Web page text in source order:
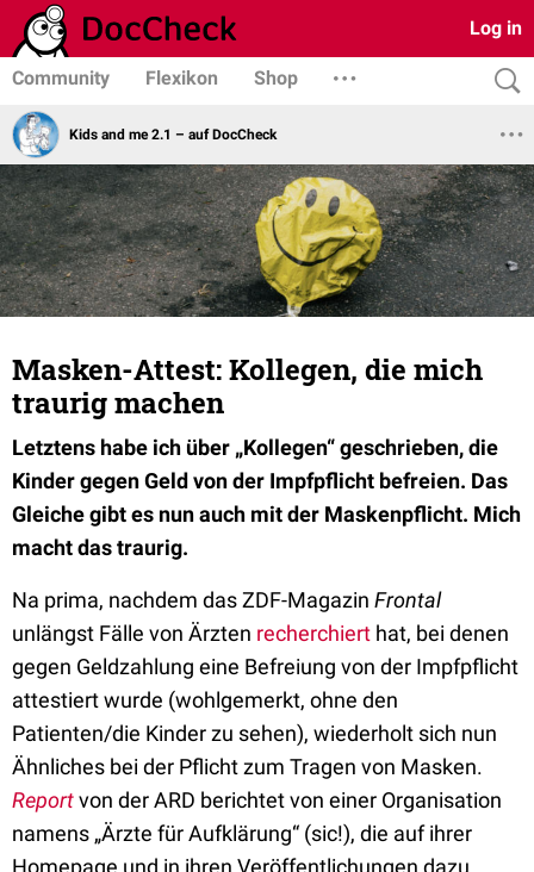
Log in
Community Flexikon Shop
Kids and me 2.1 – auf DocCheck
Masken-Attest: Kollegen, die mich
traurig machen
Letztens habe ich über „Kollegen“ geschrieben, die
Kinder gegen Geld von der Impfpflicht befreien. Das
Gleiche gibt es nun auch mit der Maskenpflicht. Mich
macht das traurig.
Na prima, nachdem das ZDF-Magazin Frontal
unlängst Fälle von Ärzten recherchiert hat, bei denen
gegen Geldzahlung eine Befreiung von der Impfpflicht
attestiert wurde (wohlgemerkt, ohne den
Patienten/die Kinder zu sehen), wiederholt sich nun
Ähnliches bei der Pflicht zum Tragen von Masken.
Reportvon der ARD berichtet von einer Organisation
namens „Ärzte für Aufklärung“ (sic!), die auf ihrer
Homepage und in ihren Veröffentlichungen dazu